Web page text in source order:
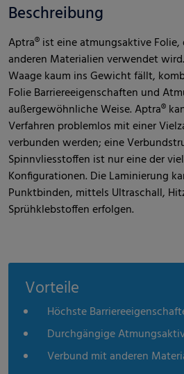
Beschreibung
Aptra® ist eine atmungsaktive
anderen Materialien verwendet
Waage kaum ins Gewicht fällt,
Folie Barriereeigenschaften und
außergewöhnliche Weise. Aptra®
Verfahren problemlos mit einer
verbunden werden; eine
Spinnvliesstoffen ist nur eine der
Konfigurationen. Die Laminierung
Punktbinden, mittels Ultraschall,
Sprühklebstoffen erfolgen.
Vorteile
Höchste
Durchgängige
Verbund mit anderen